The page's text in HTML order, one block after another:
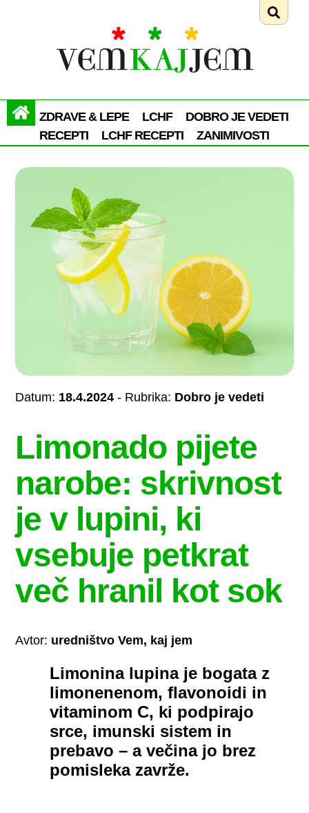
ZDRAVE & LEPE LCHF
DOBRO JE VEDETI
RECEPTI
LCHF RECEPTI ZANIMIVOSTI
Datum: 18.4.2024 - Rubrika: Dobro je vedeti
Limonado pijete
narobe: skrivnost
je v lupini, ki
vsebuje petkrat
več hranil kot sok
Avtor: uredništvo Vem, kaj jem
Limonina lupina je bogata z
limonenenom, flavonoidi in
vitaminom C, ki podpirajo
srce, imunski sistem in
prebavo – a večina jo brez
pomisleka zavrže.